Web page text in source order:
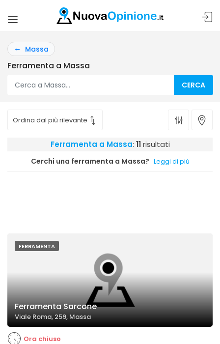
Massa
Ferramenta a Massa
CERCA
Ferramenta a Massa: 11risultati
Cerchi una ferramenta a Massa? Leggi di più
FERRAMENTA
Ferramenta Sarcone
Viale Roma, 259, Massa
Ora chiuso